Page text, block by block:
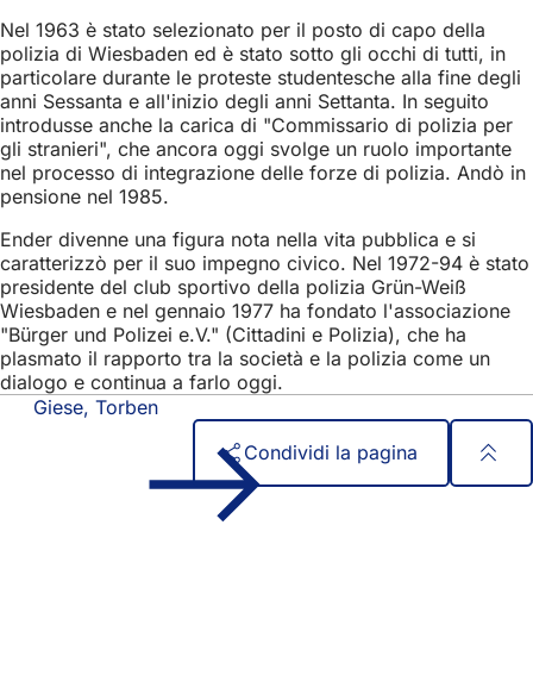
Nel 1963 è stato selezionato per il posto di capo della
polizia di Wiesbaden ed è stato sotto gli occhi di tutti, in
particolare durante le proteste studentesche alla fine degli
anni Sessanta e all'inizio degli anni Settanta. In seguito
introdusse anche la carica di "Commissario di polizia per
gli stranieri", che ancora oggi svolge un ruolo importante
nel processo di integrazione delle forze di polizia. Andò in
pensione nel 1985.
Ender divenne una figura nota nella vita pubblica e si
caratterizzò per il suo impegno civico. Nel 1972-94 è stato
presidente del club sportivo della polizia Grün-Weiß
Wiesbaden e nel gennaio 1977 ha fondato l'associazione
"Bürger und Polizei e.V." (Cittadini e Polizia), che ha
plasmato il rapporto tra la società e la polizia come un
dialogo e continua a farlo oggi.
Giese, Torben
Condividi la pagina